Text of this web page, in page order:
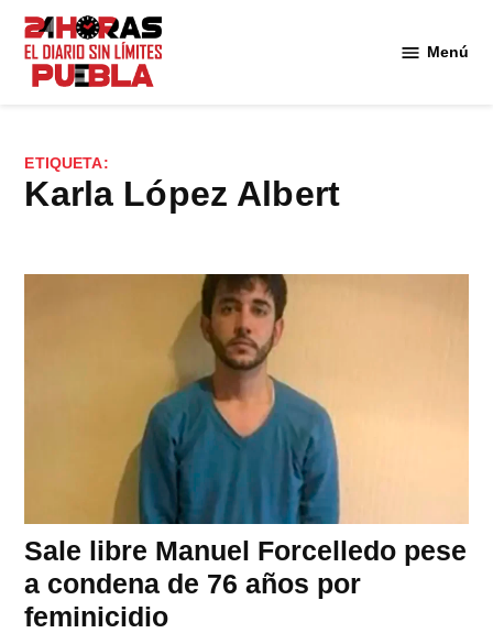
Saltar
contenido
Menú
ETIQUETA:
Karla López Albert
Sale libre Manuel Forcelledo pese
a condena de 76 años por
feminicidio